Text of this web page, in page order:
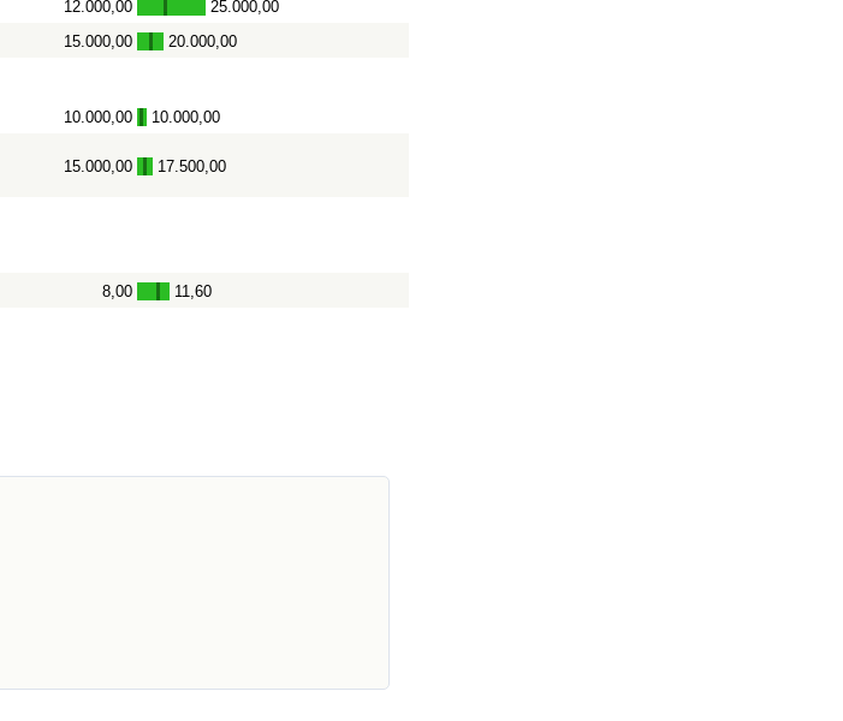
12.000,00 - 25.000,00
15.000,00 - 20.000,00
10.000,00 - 10.000,00
15.000,00 - 17.500,00
8,00 - 11,60